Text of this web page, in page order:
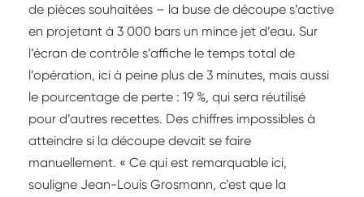
de pièces souhaitées – la buse de découpe s’active
en projetant à 3 000 bars un mince jet d’eau. Sur
l’écran de contrôle s’affiche le temps total de
l’opération, ici à peine plus de 3 minutes, mais aussi
le pourcentage de perte : 19 %, qui sera réutilisé
pour d’autres recettes. Des chiffres impossibles à
atteindre si la découpe devait se faire
manuellement. « Ce qui est remarquable ici,
souligne Jean-Louis Grosmann, c’est que la